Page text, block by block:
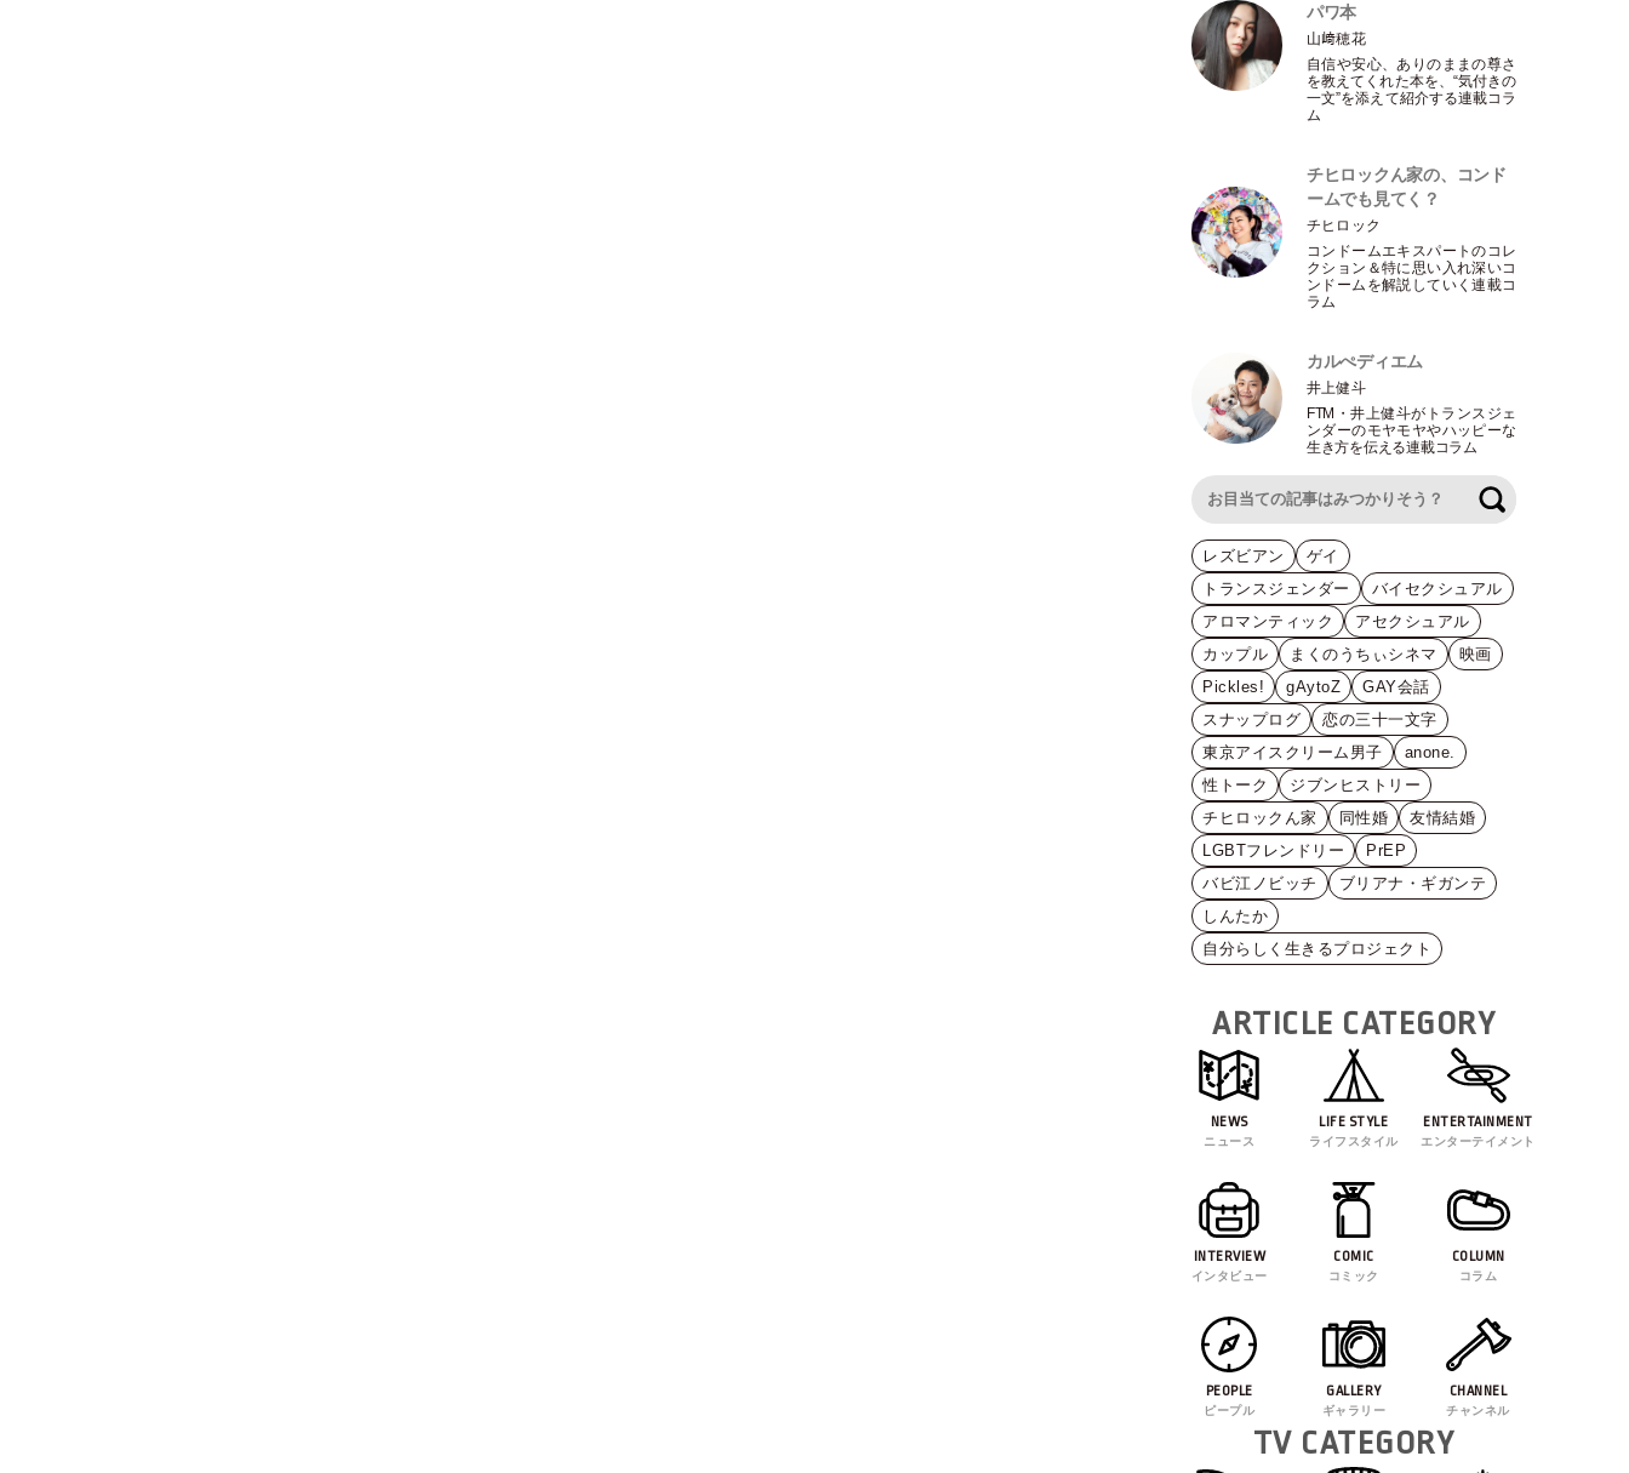
パワ本
山﨑穂花
自信や安心、ありのままの尊さ
を教えてくれた本を、“気付きの
一文”を添えて紹介する連載コラ
ム
チヒロックん家の、コンド
ームでも見てく？
チヒロック
コンドームエキスパートのコレ
クション＆特に思い入れ深いコ
ンドームを解説していく連載コ
ラム
カルぺディエム
井上健斗
FTM ・井上健斗がトランスジェ
ンダーのモヤモヤやハッピーな
生き方を伝える連載コラム
レズビアン
ゲイ
トランスジェンダー
バイセクシュアル
アロマンティック
アセクシュアル
カップル
まくのうちぃシネマ
映画
Pickles!
gAytoZ
GAY会話
スナップログ
恋の三十一文字
東京アイスクリーム男子
anone.
性トーク
ジブンヒストリー
チヒロックん家
同性婚
友情結婚
LGBTフレンドリー
PrEP
バビ江ノビッチ
ブリアナ・ギガンテ
しんたか
自分らしく生きるプロジェクト
ARTICLE CATEGORY
NEWS
ニュース
LIFE STYLE
ライフスタイル
ENTERTAINMENT
エンターテイメント
INTERVIEW
インタビュー
COMIC
コミック
COLUMN
コラム
PEOPLE
ピープル
GALLERY
ギャラリー
CHANNEL
チャンネル
TV CATEGORY